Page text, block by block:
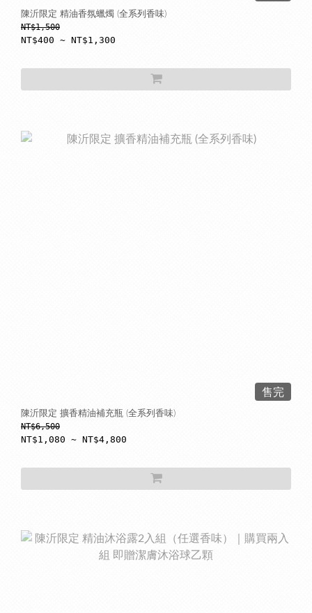
陳沂限定 精油香氛蠟燭 (全系列香味)
NT$1,500
NT$400 ~ NT$1,300
售完
陳沂限定 擴香精油補充瓶 (全系列香味)
NT$6,500
NT$1,080 ~ NT$4,800